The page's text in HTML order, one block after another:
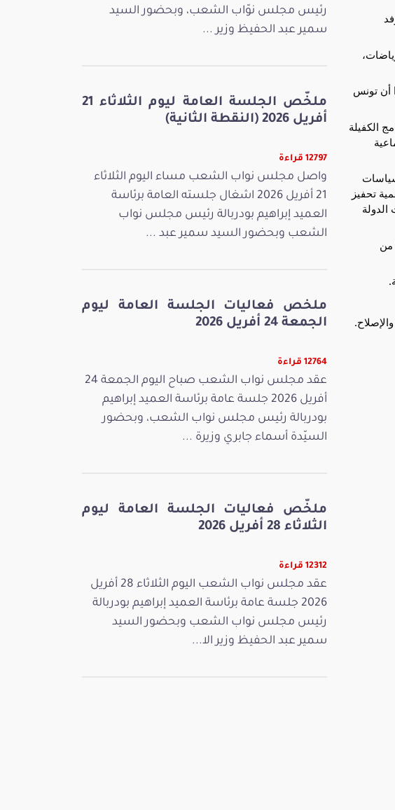
أن تونس
الكفيلة
تحفيز
من
رئيس مجلس نوّاب الشعب، وبحضور السيد
سمير عبد الحفيظ وزير ...
ملخّص الجلسة العامة ليوم الثلاثاء 21
أفريل 2026 (النقطة الثانية)
12797 قراءة
واصل مجلس نواب الشعب مساء اليوم الثلاثاء
21 أفريل 2026 اشغال جلسته العامة برئاسة
العميد إبراهيم بودربالة رئيس مجلس نواب
الشعب وبحضور السيد سمير عبد ...
ملخص فعاليات الجلسة العامة ليوم
الجمعة 24 أفريل 2026
12764 قراءة
عقد مجلس نواب الشعب صباح اليوم الجمعة 24
أفريل 2026 جلسة عامة برئاسة العميد إبراهيم
بودربالة رئيس مجلس نواب الشعب، وبحضور
السيّدة أسماء جابري وزيرة ...
ملخّص فعاليات الجلسة العامة ليوم
الثلاثاء 28 أفريل 2026
12312 قراءة
عقد مجلس نواب الشعب اليوم الثلاثاء 28 أفريل
2026 جلسة عامة برئاسة العميد إبراهيم بودربالة
رئيس مجلس نواب الشعب وبحضور السيد
سمير عبد الحفيظ وزير الا...